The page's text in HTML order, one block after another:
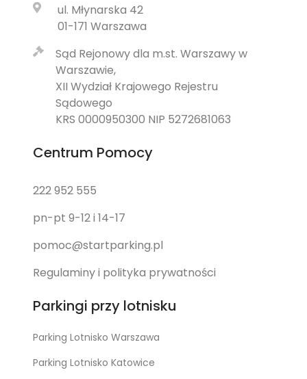
ul. Młynarska 42
01-171 Warszawa
Sąd Rejonowy dla m.st. Warszawy w
Warszawie,
XII Wydział Krajowego Rejestru
Sądowego
KRS 0000950300 NIP 5272681063
Centrum Pomocy
222 952 555
pn-pt 9-12 i 14-17
pomoc@startparking.pl
Regulaminy i polityka prywatności
Parkingi przy lotnisku
Parking Lotnisko Warszawa
Parking Lotnisko Katowice